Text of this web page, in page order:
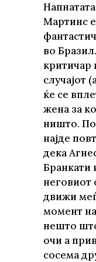
Мартинс
во
критичар
случајот
ќе се
жена за
ништо. По
најде
дека
Бранкати
неговиот
движи
момент на
нешто
очи а
сосема